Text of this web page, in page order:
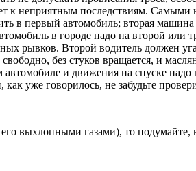
к неприятным последствиям.
в первый автомобиль; вторая
в городе надо на второй или
рывков. Второй водитель должен
без стуков вращается, и
и движения на спуске
уже говорилось, не забудьте
выхлопными газами), то